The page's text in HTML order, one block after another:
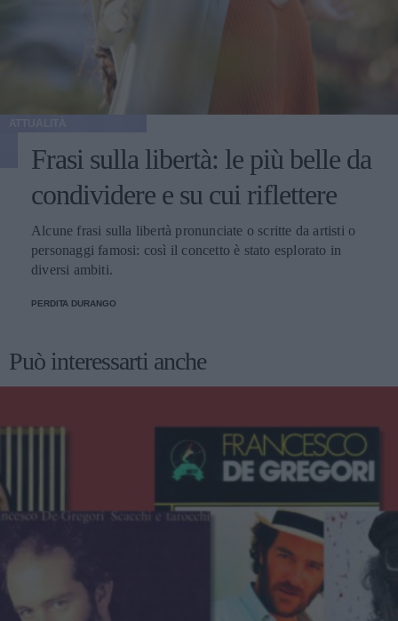
Frasi sulla libertà: le più belle da
condividere e su cui riflettere
Alcune frasi sulla libertà pronunciate o scritte da artisti o
personaggi famosi: così il concetto è stato esplorato in
diversi ambiti.
PERDITA DURANGO
Può interessarti anche